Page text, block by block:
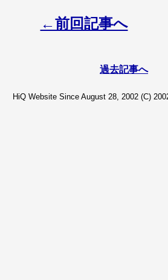
←前回記事へ
過去記事へ
HiQ Website Since August 28, 2002 (C)